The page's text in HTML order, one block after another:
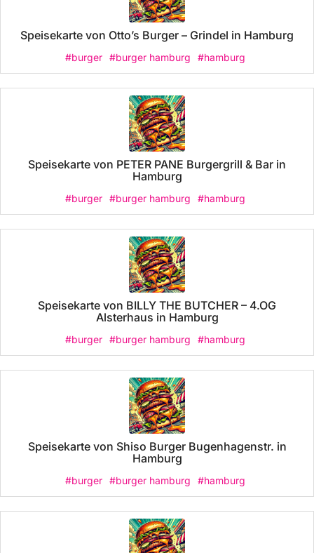
Speisekarte von Otto’s Burger – Grindel in Hamburg
#burger #burger hamburg #hamburg
Speisekarte von PETER PANE Burgergrill & Bar in
Hamburg
#burger #burger hamburg #hamburg
Speisekarte von BILLY THE BUTCHER – 4.OG
Alsterhaus in Hamburg
#burger #burger hamburg #hamburg
Speisekarte von Shiso Burger Bugenhagenstr. in
Hamburg
#burger #burger hamburg #hamburg